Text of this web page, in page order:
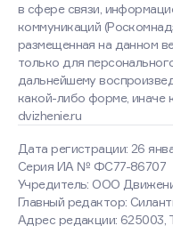
Дата регистрации: 26
Серия ИА № ФС77-86707
Учредитель: ООО
Главный редактор:
Адрес редакции: 625003,
в сфере связи,
коммуникаций
размещенная на данном
только для
дальнейшему
какой-либо форме, иначе
dvizhenie.ru